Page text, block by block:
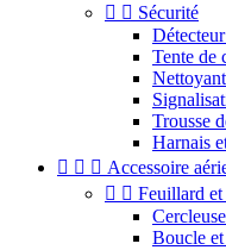
  Sécurité
Tente de
Trousse
Harnais
   Accessoire
  Feuillard et
Boucle